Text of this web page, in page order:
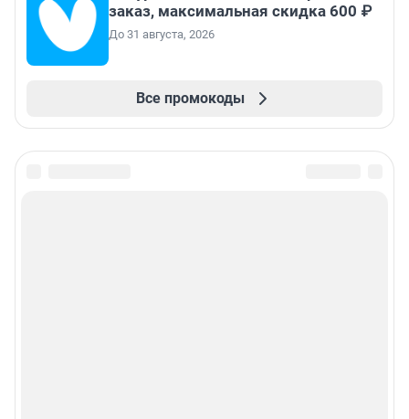
заказ, максимальная скидка 600 ₽
До 31 августа, 2026
Все промокоды